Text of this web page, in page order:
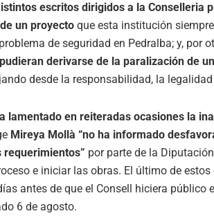
escritos dirigidos a la Conselleria
un proyecto que esta institución
de seguridad en Pedralba; y, por
derivarse de la paralización de
desde la responsabilidad, la legalidad
lamentado en reiteradas ocasiones la
Mireya Mollà “no ha informado
requerimientos” por parte de la
e iniciar las obras. El último de
antes de que el Consell hiciera público
6 de agosto.